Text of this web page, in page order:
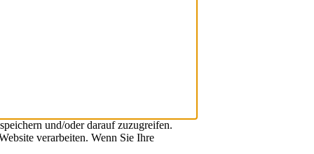
und/oder darauf zuzugreifen.
verarbeiten. Wenn Sie Ihre